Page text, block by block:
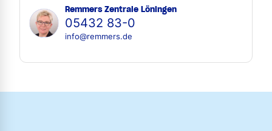
Remmers Zentrale Löningen
05432 83-0
info@remmers.de